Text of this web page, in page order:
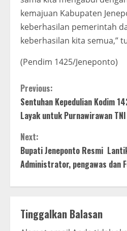
kemajuan Kabupaten
keberhasilan pemerintah
keberhasilan kita semua,”
(Pendim 1425/Jeneponto)
C
o
n
t
u
Previous:
Sentuhan Kepedulian Kodim
Layak untuk Purnawirawan
Next:
Bupati Jeneponto Resmi
Administrator, pengawas dan
Tinggalkan Balasan